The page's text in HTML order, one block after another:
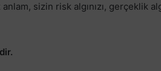
sizin risk algınızı, gerçeklik